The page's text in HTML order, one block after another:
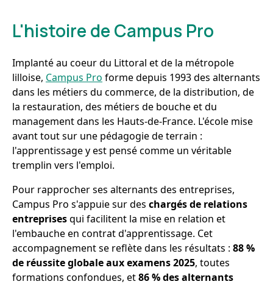
L'histoire de Campus Pro
Implanté au coeur du Littoral et de la métropole
lilloise, Campus Pro forme depuis 1993 des alternants
dans les métiers du commerce, de la distribution, de
la restauration, des métiers de bouche et du
management dans les Hauts-de-France. L'école mise
avant tout sur une pédagogie de terrain :
l'apprentissage y est pensé comme un véritable
tremplin vers l'emploi.
Pour rapprocher ses alternants des entreprises,
Campus Pro s'appuie sur des chargés de relations
entreprisesqui facilitent la mise en relation et
l'embauche en contrat d'apprentissage. Cet
accompagnement se reflète dans les résultats : 88 %
de réussite globale aux examens 2025, toutes
formations confondues, et86 % des alternants